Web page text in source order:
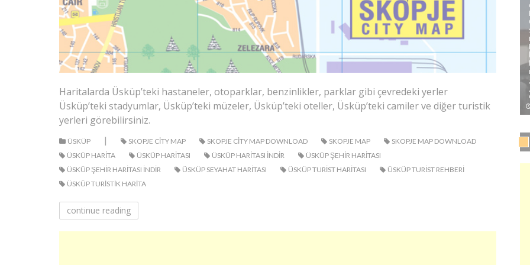
Haritalarda Üsküp’teki hastaneler, otoparklar, benzinlikler, parklar gibi çevredeki yerler
Üsküp’teki stadyumlar, Üsküp’teki müzeler, Üsküp’teki oteller, Üsküp’teki camiler ve diğer turistik
yerleri görebilirsiniz.
ÜSKÜP | SKOPJE CITY MAP SKOPJE CITY MAP DOWNLOAD SKOPJE MAP
SKOPJE MAP DOWNLOAD
ÜSKÜP HARITA
ÜSKÜP HARITASI ÜSKÜP HARITASI INDIR
ÜSKÜP ŞEHIR HARITASI
ÜSKÜP ŞEHIR HARITASI INDIR
ÜSKÜP SEYAHAT HARITASI ÜSKÜP TURIST HARITASI
ÜSKÜP TURIST REHBERI
ÜSKÜP TURISTIK HARITA
continue reading